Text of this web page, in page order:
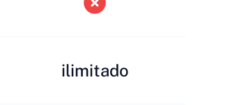
ilimitado